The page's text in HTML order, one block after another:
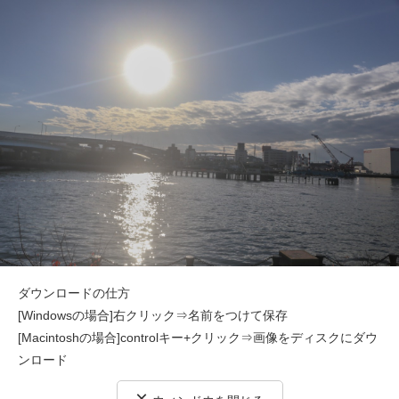
ダウンロードの仕方
[Windowsの場合]右クリック⇒名前をつけて保存
[Macintoshの場合]controlキー+クリック⇒画像をディスクにダウ
ンロード